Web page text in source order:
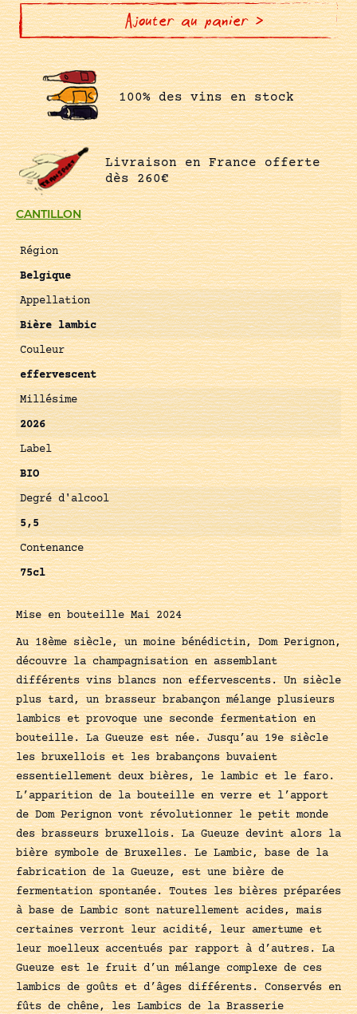
CANTILLON
Région
Belgique
Appellation
Bière lambic
Couleur
effervescent
Millésime
2026
Label
BIO
Degré d'alcool
5,5
Contenance
75cl
Mise en bouteille Mai 2024
Au 18ème siècle, un moine bénédictin, Dom Perignon,
découvre la champagnisation en assemblant
différents vins blancs non effervescents. Un siècle
plus tard, un brasseur brabançon mélange plusieurs
lambics et provoque une seconde fermentation en
bouteille. La Gueuze est née. Jusqu’au 19e siècle
les bruxellois et les brabançons buvaient
essentiellement deux bières, le lambic et le faro.
L’apparition de la bouteille en verre et l’apport
de Dom Perignon vont révolutionner le petit monde
des brasseurs bruxellois. La Gueuze devint alors la
bière symbole de Bruxelles. Le Lambic, base de la
fabrication de la Gueuze, est une bière de
fermentation spontanée. Toutes les bières préparées
à base de Lambic sont naturellement acides, mais
certaines verront leur acidité, leur amertume et
leur moelleux accentués par rapport à d’autres. La
Gueuze est le fruit d’un mélange complexe de ces
lambics de goûts et d’âges différents. Conservés en
fûts de chêne, les Lambics de la Brasserie
LAMBIC
Ajouter au panier >
100% des vins en stock
Livraison en France offerte
dès 260€